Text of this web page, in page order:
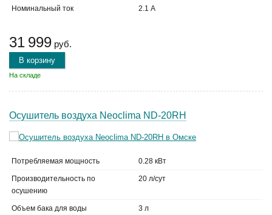
Номинальный ток 2.1 А
31 999 руб.
В корзину
На складе
Осушитель воздуха Neoclima ND-20RH
Потребляемая мощность 0.28 кВт
Производительность по
осушению
20 л/сут
Объем бака для воды 3 л